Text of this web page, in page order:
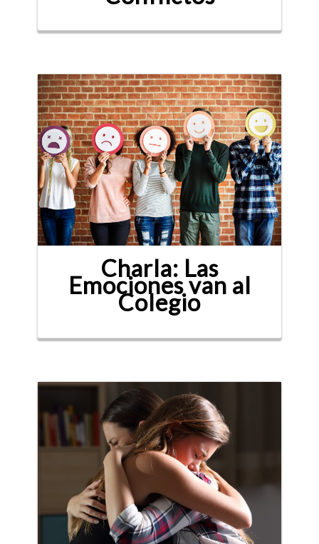
Charla: Las
Emociones van al
Colegio